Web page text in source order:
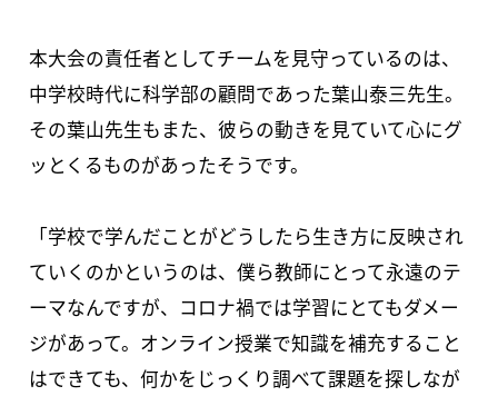
本大会の責任者としてチームを見守っているのは、
中学校時代に科学部の顧問であった葉山泰三先生。
その葉山先生もまた、彼らの動きを見ていて心にグ
ッとくるものがあったそうです。
「学校で学んだことがどうしたら生き方に反映され
ていくのかというのは、僕ら教師にとって永遠のテ
ーマなんですが、コロナ禍では学習にとてもダメー
ジがあって。オンライン授業で知識を補充すること
はできても、何かをじっくり調べて課題を探しなが